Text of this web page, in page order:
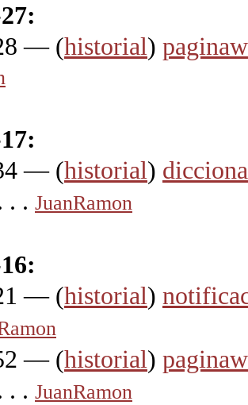
— (historial)
— (historial)
. . JuanRamon
— (historial)
— (historial)
. . JuanRamon